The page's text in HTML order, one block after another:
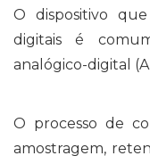
O dispositivo
digitais é
analógico-digital
O processo de
amostragem,